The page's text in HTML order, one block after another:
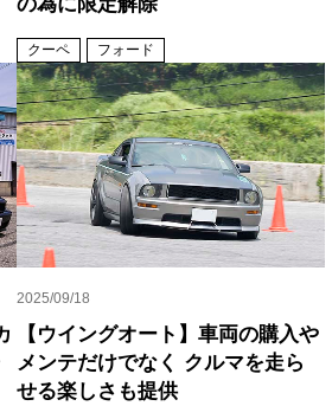
クーペ フォード
2025/09/18
【ウイングオート】車両の購入や
メンテだけでなく クルマを走ら
せる楽しさも提供